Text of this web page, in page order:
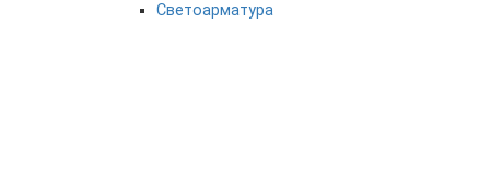
Светоарматура